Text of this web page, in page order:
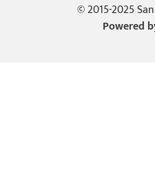
© 2015-2025
Powered